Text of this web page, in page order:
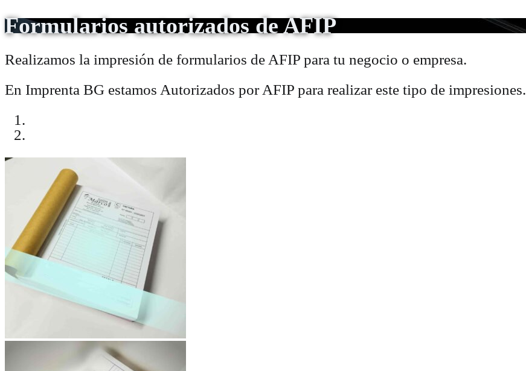
Formularios autorizados de AFIP
Realizamos la impresión de formularios de AFIP para tu negocio o empresa.
En Imprenta BG estamos Autorizados por AFIP para realizar este tipo de impresiones.